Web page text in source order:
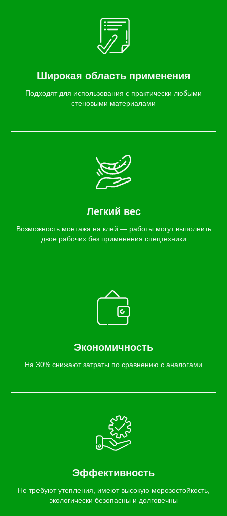
Широкая область применения
Подходят для использования с практически любыми
стеновыми материалами
Легкий вес
Возможность монтажа на клей — работы могут выполнить
двое рабочих без применения спецтехники
Экономичность
На 30% снижают затраты по сравнению с аналогами
Эффективность
Не требуют утепления, имеют высокую морозостойкость,
экологически безопасны и долговечны